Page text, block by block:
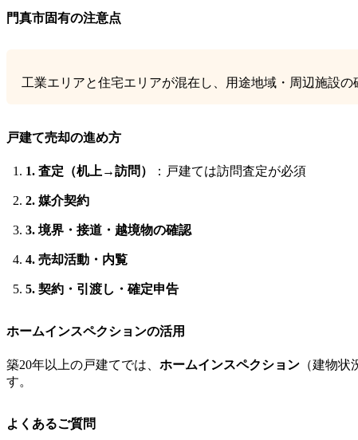
門真市固有の注意点
工業エリアと住宅エリアが混在し、用途地域・周辺施設の
戸建て売却の進め方
1. 査定（机上→訪問） ：戸建ては訪問査定が必須
2. 媒介契約
3. 境界・接道・越境物の確認
4. 売却活動・内覧
5. 契約・引渡し・確定申告
ホームインスペクションの活用
築20年以上の戸建てでは、 ホームインスペクション （建物
す。
よくあるご質問